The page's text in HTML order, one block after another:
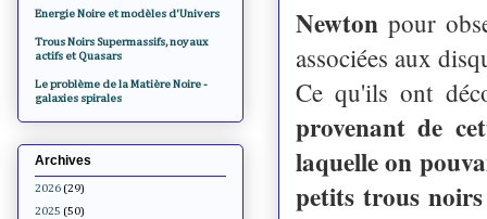
Newton pour
associées aux
Ce qu'ils ont
provenant de
laquelle on
petits trous
Energie Noire et modèles d'Univers
Trous Noirs Supermassifs, noyaux
actifs et Quasars
Le problème de la Matière Noire -
galaxies spirales
Archives
2026 (29)
2025 (50)